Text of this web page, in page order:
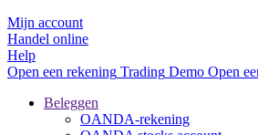
Mijn account
Handel online
Help
Open een rekening Trading Demo Open
Beleggen
OANDA-rekening